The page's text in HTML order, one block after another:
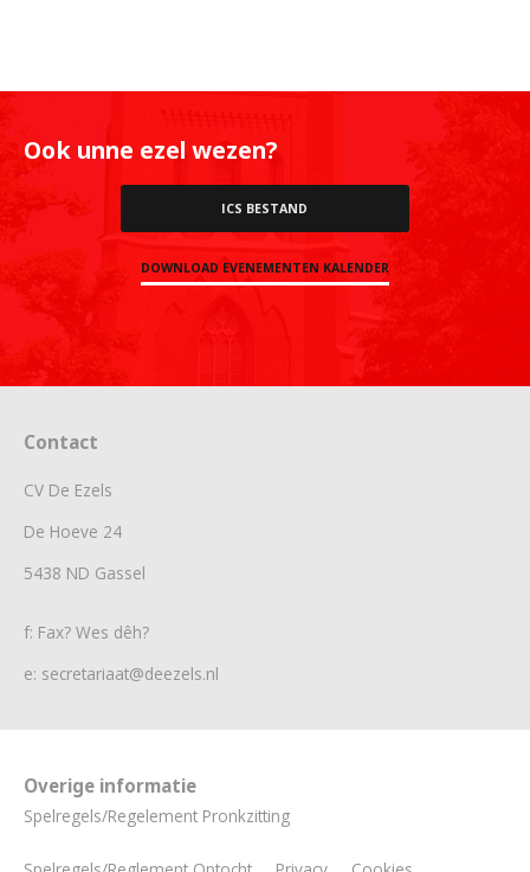
Ook unne ezel wezen?
ICS BESTAND
DOWNLOAD EVENEMENTEN KALENDER
Contact
CV De Ezels
De Hoeve 24
5438 ND Gassel
f: Fax? Wes dêh?
e: secretariaat@deezels.nl
Overige informatie
Spelregels/Regelement Pronkzitting